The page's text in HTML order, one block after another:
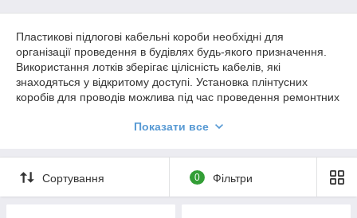
Пластикові підлогові кабельні короби необхідні для
організації проведення в будівлях будь-якого призначення.
Використання лотків зберігає цілісність кабелів, які
знаходяться у відкритому доступі. Установка плінтусних
коробів для проводів можлива під час проведення ремонтних
Види підлогових кабельних коробів
Показати все
Сортування 0 Фільтри